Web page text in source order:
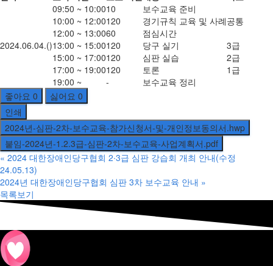
2024.06.04.()
09:50 ~ 10:0010
보수교육 준비
10:00 ~ 12:00120 경기규칙 교육 및 사례공통
12:00 ~ 13:0060
점심시간
13:00 ~ 15:00120 당구 실기
3급
15:00 ~ 17:00120 심판 실습
2급
17:00 ~ 19:00120 토론
1급
19:00 ~
-
보수교육 정리
좋아요 0 싫어요 0
인쇄
2024년-심판-2차-보수교육-참가신청서-및-개인정보동의서.hwp
붙임-2024년-1.2.3급-심판-2차-보수교육-사업계획서.pdf
« 2024 대한장애인당구협회 2∙3급 심판 강습회 개최 안내(수정
24.05.13)
2024년 대한장애인당구협회 심판 3차 보수교육 안내 »
목록보기